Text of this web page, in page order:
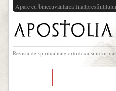
Apare cu binecuvântarea
Revista de spiritualitate ortodoxa si